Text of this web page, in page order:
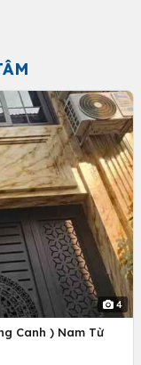
4
Canh ) Nam Từ